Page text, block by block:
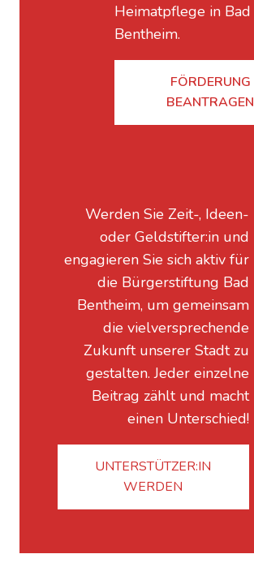
Heimatpflege in Bad
Bentheim.
FÖRDERUNG
BEANTRAGEN
Werden Sie Zeit-, Ideen-
oder Geldstifter:in und
engagieren Sie sich aktiv für
die Bürgerstiftung Bad
Bentheim, um gemeinsam
die vielversprechende
Zukunft unserer Stadt zu
gestalten. Jeder einzelne
Beitrag zählt und macht
einen Unterschied!
UNTERSTÜTZER:IN
WERDEN